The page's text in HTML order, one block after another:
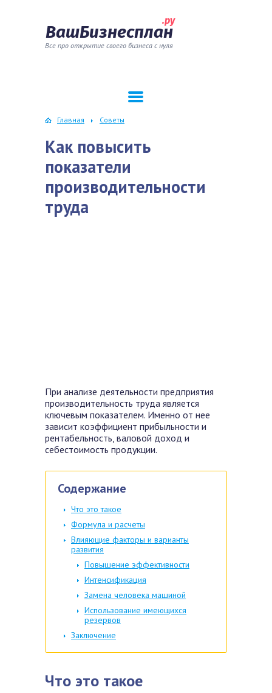
ВашБизнесплан
.ру
Все про открытие своего бизнеса с нуля
Главная Советы
Как повысить
показатели
производительности
труда
При анализе деятельности предприятия
производительность труда является
ключевым показателем. Именно от нее
зависит коэффициент прибыльности и
рентабельность, валовой доход и
себестоимость продукции.
Содержание
Что это такое
Формула и расчеты
Влияющие факторы и варианты
развития
Повышение эффективности
Интенсификация
Замена человека машиной
Использование имеющихся
резервов
Заключение
Что это такое